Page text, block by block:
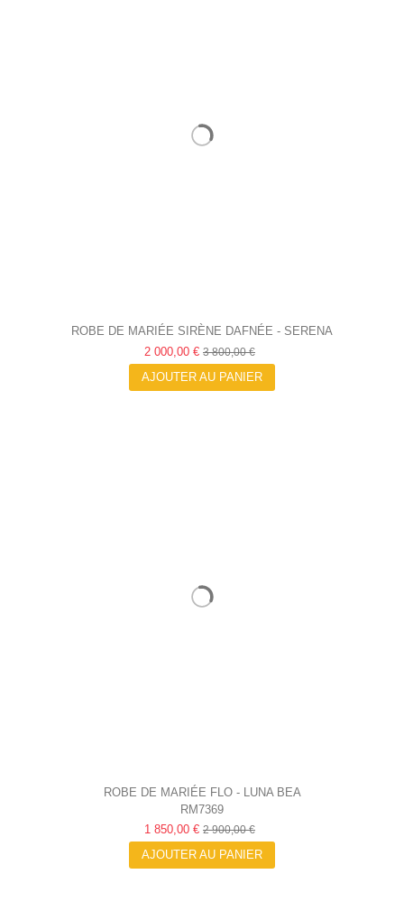
ROBE DE MARIÉE SIRÈNE DAFNÉE - SERENA
2 000,00 € 3 800,00 €
AJOUTER AU PANIER
ROBE DE MARIÉE FLO - LUNA BEA
RM7369
1 850,00 € 2 900,00 €
AJOUTER AU PANIER